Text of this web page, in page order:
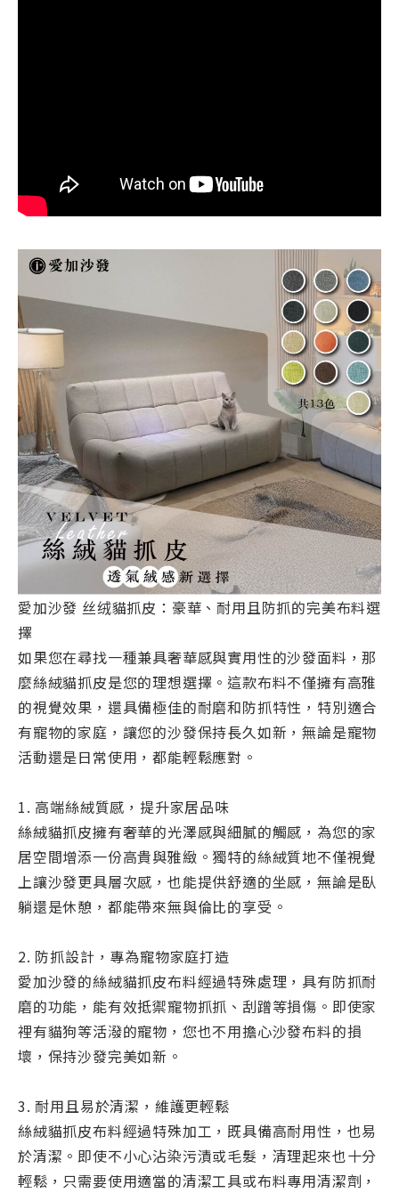
愛加沙發 丝绒貓抓皮：豪華、耐用且防抓的完美布料選
擇
如果您在尋找一種兼具奢華感與實用性的沙發面料，那
麼絲絨貓抓皮是您的理想選擇。這款布料不僅擁有高雅
的視覺效果，還具備極佳的耐磨和防抓特性，特別適合
有寵物的家庭，讓您的沙發保持長久如新，無論是寵物
活動還是日常使用，都能輕鬆應對。
1. 高端絲絨質感，提升家居品味
絲絨貓抓皮擁有奢華的光澤感與細膩的觸感，為您的家
居空間增添一份高貴與雅緻。獨特的絲絨質地不僅視覺
上讓沙發更具層次感，也能提供舒適的坐感，無論是臥
躺還是休憩，都能帶來無與倫比的享受。
2. 防抓設計，專為寵物家庭打造
愛加沙發的絲絨貓抓皮布料經過特殊處理，具有防抓耐
磨的功能，能有效抵禦寵物抓抓、刮蹭等損傷。即使家
裡有貓狗等活潑的寵物，您也不用擔心沙發布料的損
壞，保持沙發完美如新。
3. 耐用且易於清潔，維護更輕鬆
絲絨貓抓皮布料經過特殊加工，既具備高耐用性，也易
於清潔。即使不小心沾染污漬或毛髮，清理起來也十分
輕鬆，只需要使用適當的清潔工具或布料專用清潔劑，